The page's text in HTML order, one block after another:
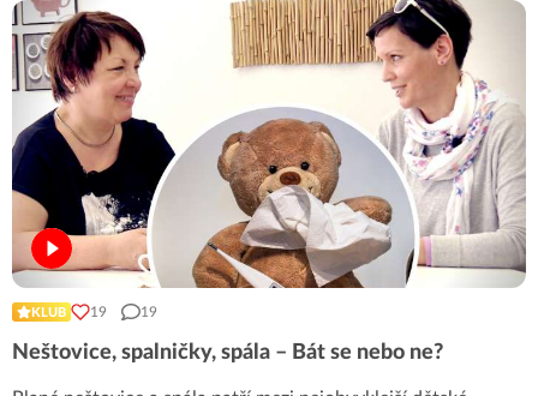
KLUB 19 19
Neštovice, spalničky, spála – Bát se nebo ne?